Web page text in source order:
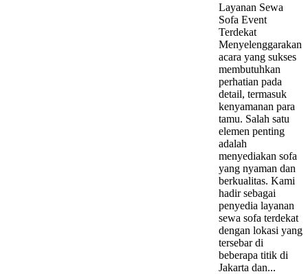
Layanan Sewa
Sofa Event
Terdekat
Menyelenggarakan
acara yang sukses
membutuhkan
perhatian pada
detail, termasuk
kenyamanan para
tamu. Salah satu
elemen penting
adalah
menyediakan sofa
yang nyaman dan
berkualitas. Kami
hadir sebagai
penyedia layanan
sewa sofa terdekat
dengan lokasi yang
tersebar di
beberapa titik di
Jakarta dan...